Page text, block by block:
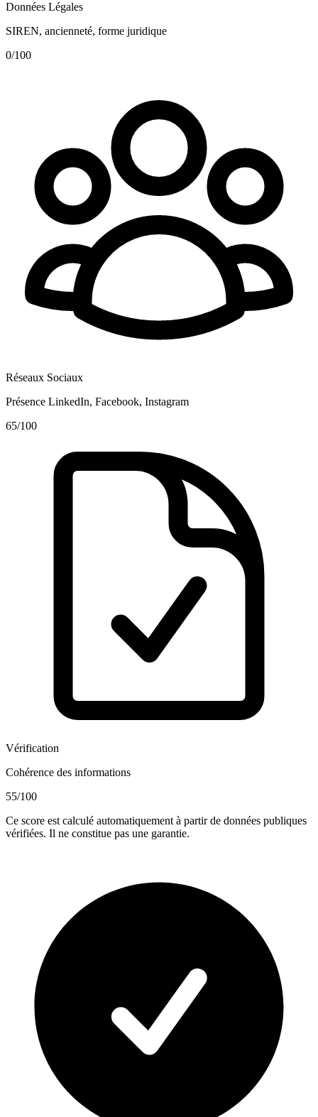
Données Légales
SIREN, ancienneté, forme juridique
0/100
Réseaux Sociaux
Présence LinkedIn, Facebook, Instagram
65/100
Vérification
Cohérence des informations
55/100
Ce score est calculé automatiquement à partir de données publiques
vérifiées. Il ne constitue pas une garantie.